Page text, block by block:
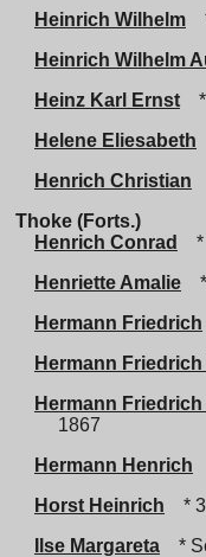
Heinrich Wilhelm
Heinrich Wilhelm
Heinz Karl Ernst
Helene Eliesabeth
Henrich Christian
Thoke (Forts.)
Henrich Conrad
Henriette Amalie
Hermann Friedrich
Hermann
Hermann
1867
Hermann Henrich
Horst Heinrich
*
Ilse Margareta
*